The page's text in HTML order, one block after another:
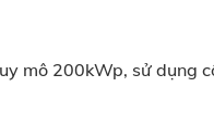
mô 200kWp, sử dụng